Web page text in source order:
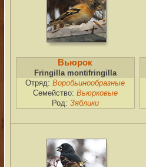
Вьюрок
Fringilla montifringilla
Отряд:Воробьинообразные
Семейство: Вьюрковые
Род: Зяблики